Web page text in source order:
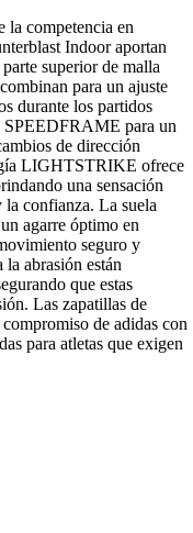
la competencia en
Indoor aportan
superior de malla
para un ajuste
durante los partidos
SPEEDFRAME para un
de dirección
LIGHTSTRIKE ofrece
una sensación
la confianza. La suela
agarre óptimo en
seguro y
la abrasión están
que estas
Las zapatillas de
de adidas con
para atletas que exigen